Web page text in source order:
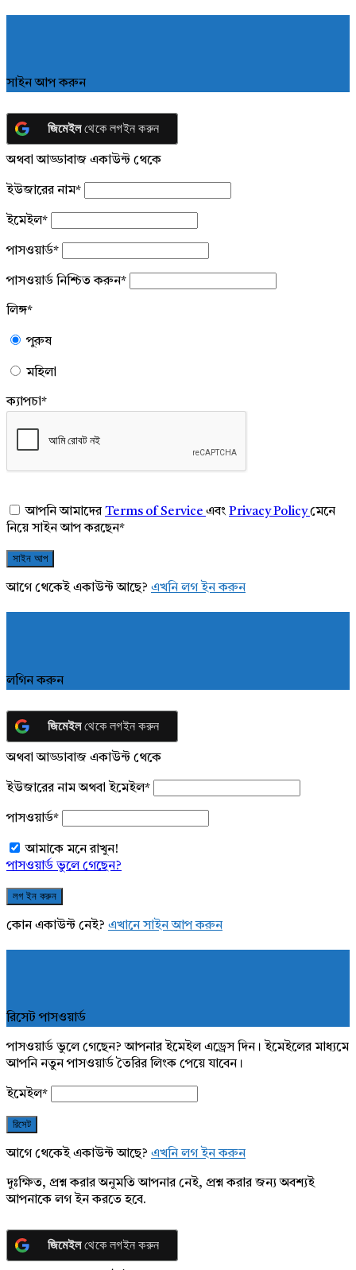
সাইন আপ করুন
জিমেইলথেকে লগইন করুন
অথবা আড্ডাবাজ একাউন্ট থেকে
ইউজারের নাম*
ইমেইল*
পাসওয়ার্ড*
পাসওয়ার্ড নিশ্চিত করুন*
লিঙ্গ*
পুরুষ
মহিলা
ক্যাপচা*
আপনি আমাদেরTerms of Service এবং Privacy Policyমেনে
নিয়ে সাইন আপ করছেন*
আগে থেকেই একাউন্ট আছে? এখনি লগ ইন করুন
লগিন করুন
জিমেইলথেকে লগইন করুন
অথবা আড্ডাবাজ একাউন্ট থেকে
ইউজারের নাম অথবা ইমেইল*
পাসওয়ার্ড*
আমাকে মনে রাখুন!
পাসওয়ার্ড ভুলে গেছেন?
কোন একাউন্ট নেই? এখানে সাইন আপ করুন
রিসেট পাসওয়ার্ড
পাসওয়ার্ড ভুলে গেছেন? আপনার ইমেইল এড্রেস দিন। ইমেইলের মাধ্যমে
আপনি নতুন পাসওয়ার্ড তৈরির লিংক পেয়ে যাবেন।
ইমেইল*
আগে থেকেই একাউন্ট আছে? এখনি লগ ইন করুন
দুঃক্ষিত, প্রশ্ন করার অনুমতি আপনার নেই, প্রশ্ন করার জন্য অবশ্যই
আপনাকে লগ ইন করতে হবে.
জিমেইলথেকে লগইন করুন